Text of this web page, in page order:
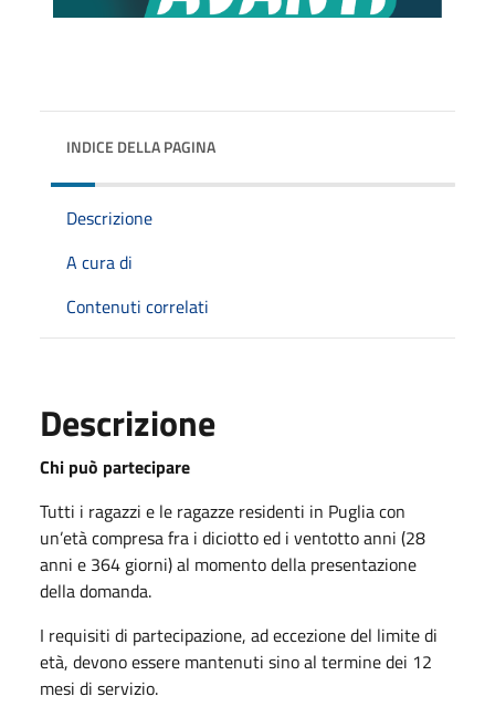
INDICE DELLA PAGINA
Descrizione
A cura di
Contenuti correlati
Descrizione
Chi può partecipare
Tutti i ragazzi e le ragazze residenti in Puglia con
un’età compresa fra i diciotto ed i ventotto anni (28
anni e 364 giorni) al momento della presentazione
della domanda.
I requisiti di partecipazione, ad eccezione del limite di
età, devono essere mantenuti sino al termine dei 12
mesi di servizio.